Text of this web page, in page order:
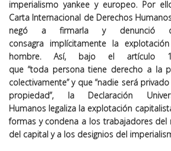
imperialismo yankee y europeo. Por
Carta Internacional de Derechos
negó a firmarla y denunció
consagra implícitamente la
hombre. Así, bajo el artículo
que “todapersona tiene derecho a la
colectivamente” y que “nadie será
propiedad”, la Declaración
Humanos legaliza la explotación
formas ycondena a los trabajadores del
del capital y a los designios del